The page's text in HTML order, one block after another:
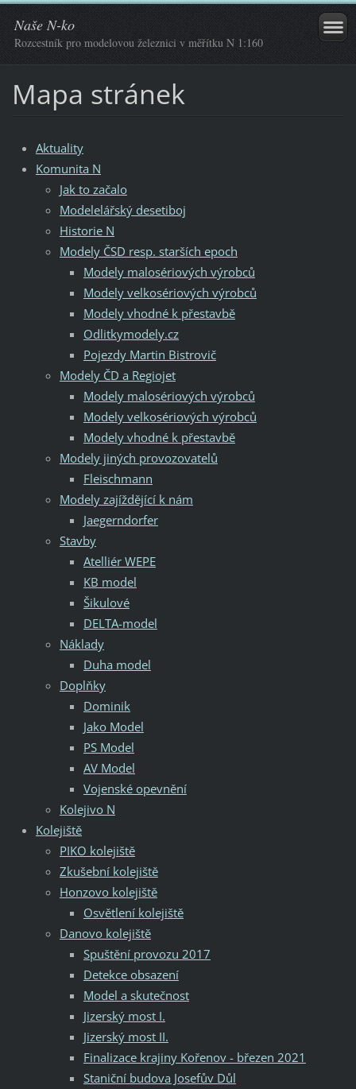
Naše N-ko
Rozcestník pro modelovou železnici v měřítku N 1:160
Mapa stránek
Aktuality
Komunita N
Jak to začalo
Modelelářský desetiboj
Historie N
Modely ČSD resp. starších epoch
Modely malosériových výrobců
Modely velkosériových výrobců
Modely vhodné k přestavbě
Odlitkymodely.cz
Pojezdy Martin Bistrovič
Modely ČD a Regiojet
Modely malosériových výrobců
Modely velkosériových výrobců
Modely vhodné k přestavbě
Modely jiných provozovatelů
Fleischmann
Modely zajíždějící k nám
Jaegerndorfer
Stavby
Atelliér WEPE
KB model
Šikulové
DELTA-model
Náklady
Duha model
Doplňky
Dominik
Jako Model
PS Model
AV Model
Vojenské opevnění
Kolejivo N
Kolejiště
PIKO kolejiště
Zkušební kolejiště
Honzovo kolejiště
Osvětlení kolejiště
Danovo kolejiště
Spuštění provozu 2017
Detekce obsazení
Model a skutečnost
Jizerský most I.
Jizerský most II.
Finalizace krajiny Kořenov - březen 2021
Staniční budova Josefův Důl